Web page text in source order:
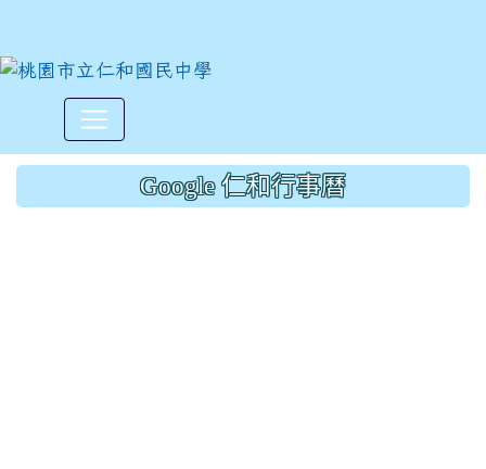
裕民田更改11/28菜單:原豆瓣
Google 仁和行事曆